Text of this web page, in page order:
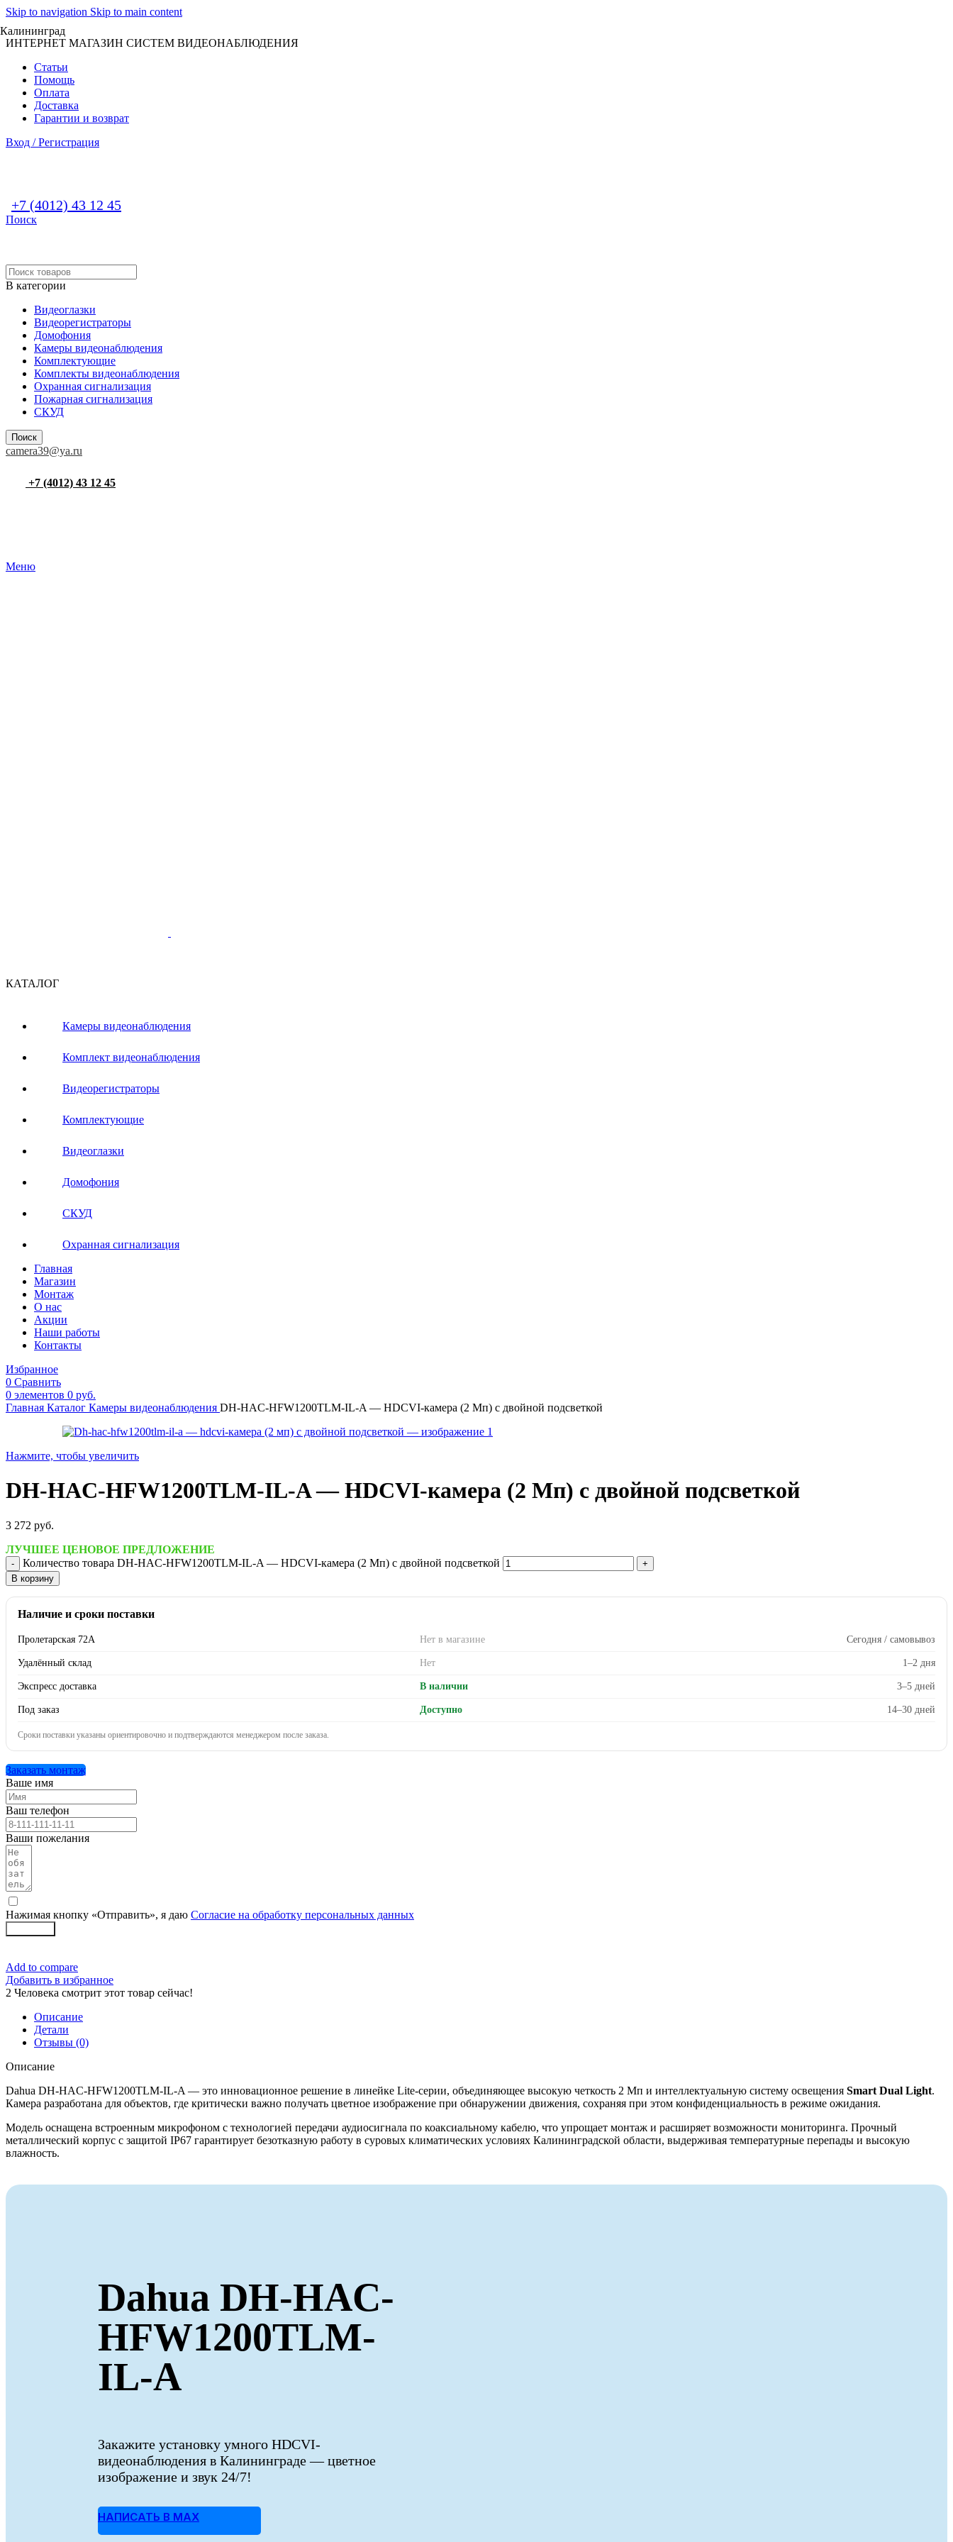
Skip to navigation Skip to main content
Калининград
ИНТЕРНЕТ МАГАЗИН СИСТЕМ ВИДЕОНАБЛЮДЕНИЯ
Статьи
Помощь
Оплата
Доставка
Гарантии и возврат
Вход / Регистрация
+7 (4012) 43 12 45
Поиск
В категории
Видеоглазки
Видеорегистраторы
Домофония
Камеры видеонаблюдения
Комплектующие
Комплекты видеонаблюдения
Охранная сигнализация
Пожарная сигнализация
СКУД
Поиск
camera39@ya.ru
+7 (4012) 43 12 45
Меню
КАТАЛОГ
Камеры видеонаблюдения
Комплект видеонаблюдения
Видеорегистраторы
Комплектующие
Видеоглазки
Домофония
СКУД
Охранная сигнализация
Главная
Магазин
Монтаж
О нас
Акции
Наши работы
Контакты
Избранное
0 Сравнить
0 элементов 0 руб.
Главная Каталог Камеры видеонаблюдения DH-HAC-HFW1200TLM-IL-A — HDCVI-камера (2 Мп) с двойной подсветкой
Нажмите, чтобы увеличить
DH-HAC-HFW1200TLM-IL-A — HDCVI-камера (2 Мп) с двойной подсветкой
3 272 руб.
ЛУЧШЕЕ ЦЕНОВОЕ ПРЕДЛОЖЕНИЕ
Количество товара DH-HAC-HFW1200TLM-IL-A — HDCVI-камера (2 Мп) с двойной подсветкой
В корзину
Наличие и сроки поставки
Пролетарская 72А Нет в магазине Сегодня / самовывоз
Удалённый склад Нет 1–2 дня
Экспресс доставка В наличии 3–5 дней
Под заказ Доступно 14–30 дней
Сроки поставки указаны ориентировочно и подтверждаются менеджером после заказа.
Заказать монтаж
Ваше имя
Ваш телефон
Ваши пожелания
Нажимая кнопку «Отправить», я даю Согласие на обработку персональных данных
Add to compare
Добавить в избранное
2 Человека смотрит этот товар сейчас!
Описание
Детали
Отзывы (0)
Описание
Dahua DH-HAC-HFW1200TLM-IL-A — это инновационное решение в линейке Lite-серии, объединяющее высокую четкость 2 Мп и интеллектуальную систему освещения Smart Dual Light.
Камера разработана для объектов, где критически важно получать цветное изображение при обнаружении движения, сохраняя при этом конфиденциальность в режиме ожидания.
Модель оснащена встроенным микрофоном с технологией передачи аудиосигнала по коаксиальному кабелю, что упрощает монтаж и расширяет возможности мониторинга. Прочный
металлический корпус с защитой IP67 гарантирует безотказную работу в суровых климатических условиях Калининградской области, выдерживая температурные перепады и высокую
влажность.
Dahua DH-HAC-
HFW1200TLM-
IL-A
Закажите установку умного HDCVI-
видеонаблюдения в Калининграде — цветное
изображение и звук 24/7!
НАПИСАТЬ В MAX